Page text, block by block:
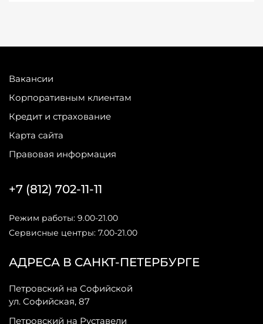
Вакансии
Корпоративным клиентам
Кредит и страхование
Карта сайта
Правовая информация
АДРЕСА В САНКТ-ПЕТЕРБУРГЕ
Петровский на Софийской
ул. Софийская, 87
Петровский на Руставели
+7 (812) 702-11-11
Режим работы: 9.00-21.00
Сервисные центры: 7.00-21.00